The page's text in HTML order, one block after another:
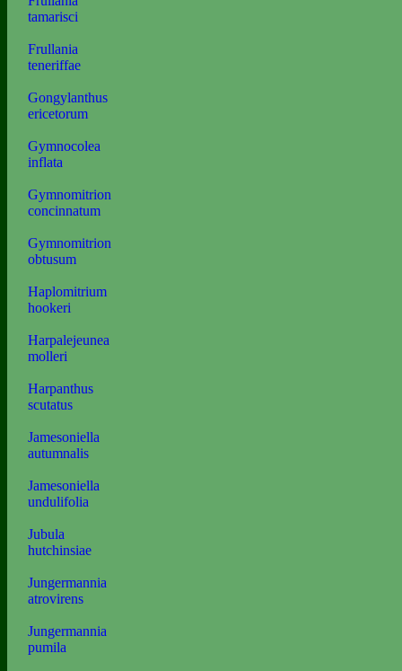
tamarisci
Frullania
teneriffae
Gongylanthus
ericetorum
Gymnocolea
inflata
Gymnomitrion
concinnatum
Gymnomitrion
obtusum
Haplomitrium
hookeri
Harpalejeunea
molleri
Harpanthus
scutatus
Jamesoniella
autumnalis
Jamesoniella
undulifolia
Jubula
hutchinsiae
Jungermannia
atrovirens
Jungermannia
pumila